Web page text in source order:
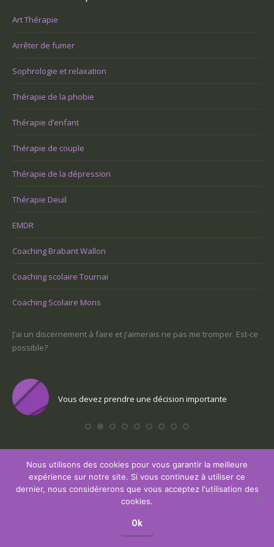
Art Thérapie
Arrêter de fumer
Sophrologie et relaxation
Thérapie de la phobie
Thérapie d’enfant
Thérapie de couple
Thérapie de la dépression
Thérapie Deuil
EMDR
Coaching Brabant Wallon
Coaching scolaire Tournai
Coaching Scolaire Mons
J’ai un discernement à faire et j’aimerais ne pas me tromper. Est-ce
possible?
Vous devez prendre une décision importante
Copyright © 2017 2026 Coaching Namur, tous droits réservés.
Powered by
Privium – Des services qui soutiennent vos soins. Pour
RGPD - Politique de Protection de la Vie Privée
Nous utilisons des cookies pour vous garantir la meilleure
expérience sur notre site. Si vous continuez à utiliser ce
dernier, nous considérerons que vous acceptez l'utilisation des
cookies.
Ok